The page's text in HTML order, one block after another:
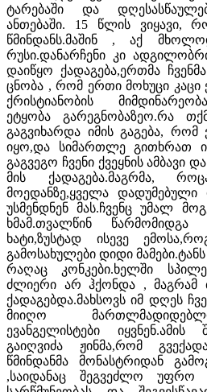
ტარებაში და
ანთებაში. 15 წლის ვიყავი,
წმინდანს.მაშინ , აქ
რუსი.დანარჩენი კი
დაიწყო ქადაგება,ერთმა
ცნობა , რომ ერთი მოხუცი
ქრისტიანობის
ეტყობა გარეგნობაზეო.რა
გაგვიხარდა იმის გაგება, რომ
იყო,და სიმართლე გითხრათ
გაგვეგო ჩვენი ქვეყნის ამბავი
მის ქადაგება.მაგრმა,
მოედანზე,ყველა
უსმენდნენ მას.ჩვენც უმალ
ხმამ.თვალწინ
ხატი,ზუსტად ისევე
გამოსახულები დიდი
რაღაც კონკები.ხელში
ძლიერი არ ჰქონდა , მაგრამ
ქადაგებდა.მახსოვს იმ დღეს
მიიღო
ევანგელისტები იყვნენ.ამის
გაიღვიძა ჟინმა,რომ
წმინდანმა მონასტრიდან
,საიდანაც შეგვეძლო უფრო